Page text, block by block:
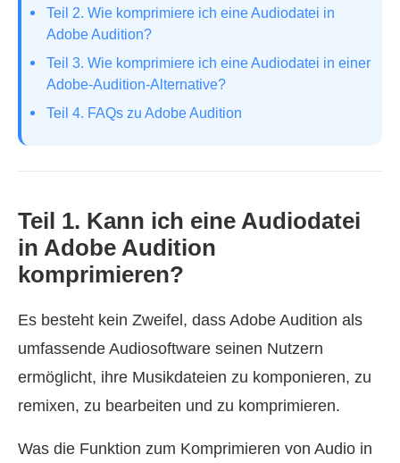
Teil 2. Wie komprimiere ich eine Audiodatei in
Adobe Audition?
Teil 3. Wie komprimiere ich eine Audiodatei in einer
Adobe-Audition-Alternative?
Teil 4. FAQs zu Adobe Audition
Teil 1. Kann ich eine Audiodatei
in Adobe Audition
komprimieren?
Es besteht kein Zweifel, dass Adobe Audition als
umfassende Audiosoftware seinen Nutzern
ermöglicht, ihre Musikdateien zu komponieren, zu
remixen, zu bearbeiten und zu komprimieren.
Was die Funktion zum Komprimieren von Audio in